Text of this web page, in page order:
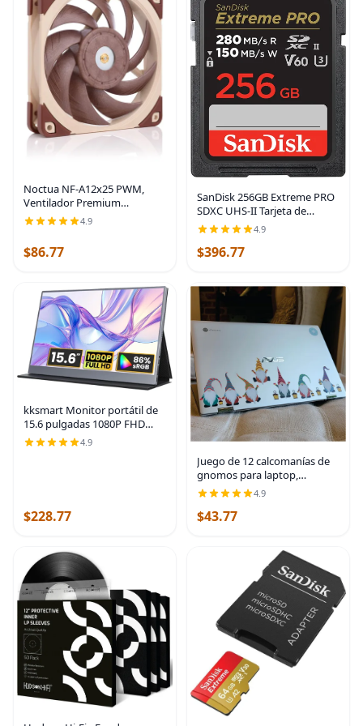
Noctua NF-A12x25 PWM,
Ventilador Premium
Silencioso, 4-Pino (120mm,
Marrón)
4.9
$86.77
SanDisk 256GB Extreme PRO
SDXC UHS-II Tarjeta de
memoria - C10, U3, V60, 6K,
4K UHD, Tarjeta SD -
SDSDXEP-256G-GN4IN
4.9
$396.77
kksmart Monitor portátil de
15.6 pulgadas 1080P FHD
86% sRGB 60Hz, monitor de
viaje para laptop, MacBook
4.9
$228.77
Juego de 12 calcomanías de
gnomos para laptop,
calcomanías de gnomos para
laptop, calcomanías estéticas
para computadora portátil,
4.9
$43.77